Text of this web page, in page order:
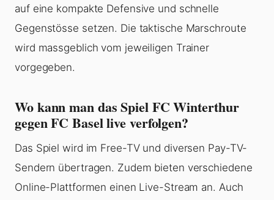
auf eine kompakte Defensive und schnelle
Gegenstösse setzen. Die taktische Marschroute
wird massgeblich vom jeweiligen Trainer
vorgegeben.
Wo kann man das Spiel FC Winterthur
gegen FC Basel live verfolgen?
Das Spiel wird im Free-TV und diversen Pay-TV-
Sendern übertragen. Zudem bieten verschiedene
Online-Plattformen einen Live-Stream an. Auch